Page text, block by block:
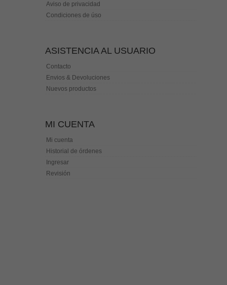
Aviso de privacidad
Condiciones de úso
ASISTENCIA AL USUARIO
Contacto
Envios & Devoluciones
Nuevos productos
MI CUENTA
Mi cuenta
Historial de órdenes
Ingresar
Revisión